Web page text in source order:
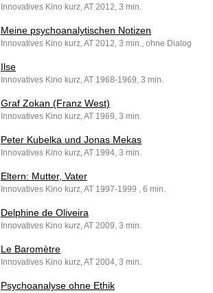
Innovatives Kino kurz, AT 2012, 3 min.
Meine psychoanalytischen Notizen
Innovatives Kino kurz, AT 2012, 3 min., ohne Dialog
Ilse
Innovatives Kino kurz, AT 1968-1969, 3 min.
Graf Zokan (Franz West)
Innovatives Kino kurz, AT 1969, 3 min.
Peter Kubelka und Jonas Mekas
Innovatives Kino kurz, AT 1994, 3 min.
Eltern: Mutter, Vater
Innovatives Kino kurz, AT 1997-1999 , 6 min.
Delphine de Oliveira
Innovatives Kino kurz, AT 2009, 3 min.
Le Baromètre
Innovatives Kino kurz, AT 2004, 3 min.
Psychoanalyse ohne Ethik